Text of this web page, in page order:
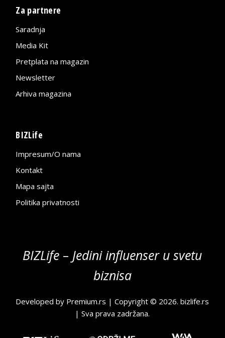
Za partnere
Saradnja
Media Kit
Pretplata na magazin
Newsletter
Arhiva magazina
BIZLife
Impresum/O nama
Kontakt
Mapa sajta
Politika privatnosti
BIZLife – Jedini influenser u svetu
biznisa
Developed by Premium.rs | Copyright © 2026.bizlife.rs
| Sva prava zadržana.